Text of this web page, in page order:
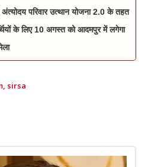
परिवार उत्थान योजना 2.0 के तहत
के लिए 10 अगस्त को आदमपुर में लगेगा
, sirsa